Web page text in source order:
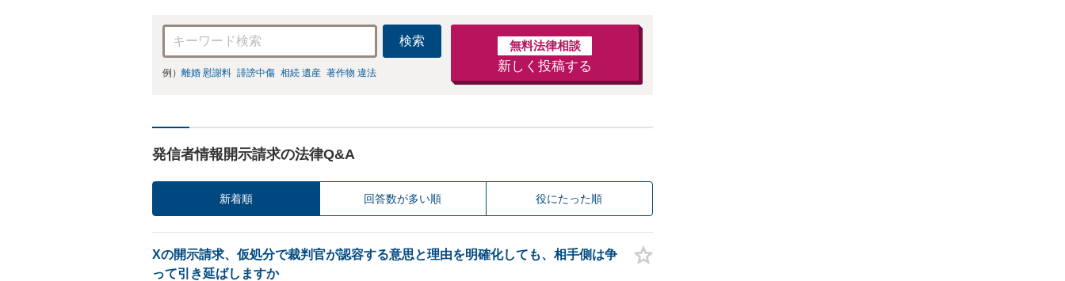
検索
例） 離婚 慰謝料 誹謗中傷 相続 遺産 著作物 違法
無料法律相談
新しく投稿する
発信者情報開示請求の法律Q&A
新着順 回答数が多い順 役にたった順
Xの開示請求、仮処分で裁判官が認容する意思と理由を明確化しても、相手側は争
って引き延ばしますか